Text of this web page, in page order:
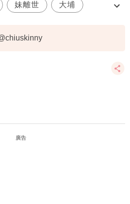
妹離世 大埔
廣告